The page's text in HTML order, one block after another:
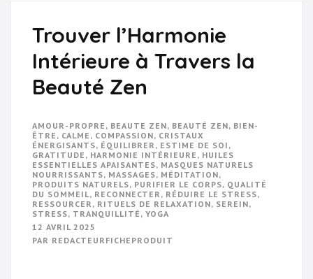
Trouver l’Harmonie
Intérieure à Travers la
Beauté Zen
AMOUR-PROPRE , BEAUTE ZEN, BEAUTÉ ZEN, BIEN-
ÊTRE , CALME , COMPASSION, CRISTAUX
ÉNERGISANTS, ÉQUILIBRER , ESTIME DE SOI ,
GRATITUDE , HARMONIE INTÉRIEURE , HUILES
ESSENTIELLES APAISANTES, MASQUES NATURELS
NOURRISSANTS, MASSAGES, MÉDITATION,
PRODUITS NATURELS, PURIFIER LE CORPS, QUALITÉ
DU SOMMEIL, RECONNECTER , RÉDUIRE LE STRESS,
RESSOURCER , RITUELS DE RELAXATION, SEREIN,
STRESS, TRANQUILLITÉ , YOGA
12 AVRIL 2025
PAR REDACTEURFICHEPRODUIT